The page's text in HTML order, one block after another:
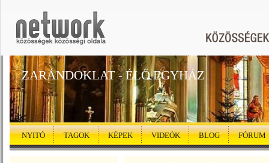
ZARÁNDOKLAT - ÉLŐ EGYHÁZ
NYITÓ TAGOK KÉPEK VIDEÓK BLOG FÓRUM